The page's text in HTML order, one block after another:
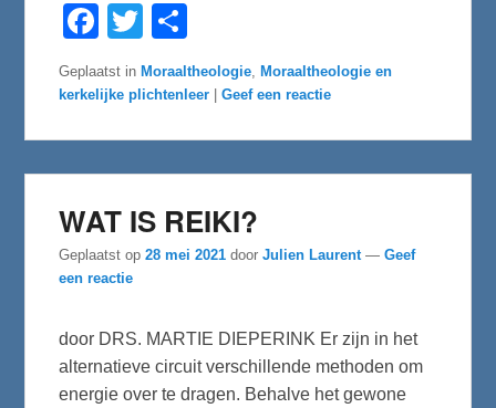
F
e
b
o
k
T
t
t
e
e
n
Geplaatst in Moraaltheologie, Moraaltheologie en
kerkelijke plichtenleer
|Geef een reactie
WAT IS REIKI?
Geplaatst op28 mei 2021 doorJulien Laurent —Geef
een reactie
door DRS. MARTIE DIEPERINK Er zijn in het
alternatieve circuit verschillende methoden om
energie over te dragen. Behalve het gewone